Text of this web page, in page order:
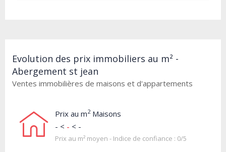
Evolution des prix immobiliers au m² -
Abergement st jean
Ventes immobilières de maisons et d'appartements
Prix au m2Maisons
- < - < -
Prix au m² moyen - Indice de confiance : 0/5